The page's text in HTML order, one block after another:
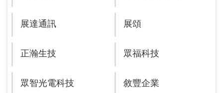
展達通訊 展頌
正瀚生技 眾福科技
眾智光電科技 敘豐企業